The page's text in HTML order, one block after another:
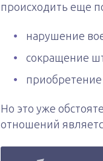
происходить еще
нарушение
сокращение
приобретение
Но это уже
отношений